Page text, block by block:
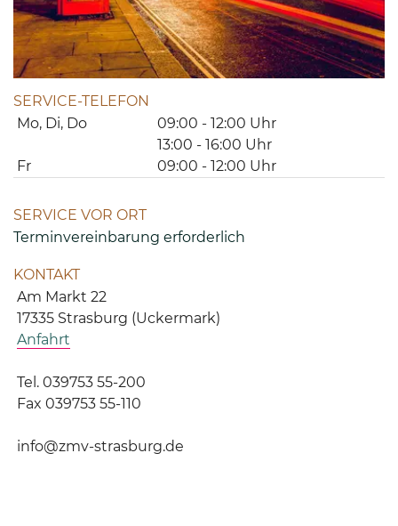
SERVICE-TELEFON
Mo, Di, Do
09:00 - 12:00 Uhr
13:00 - 16:00 Uhr
Fr
09:00 - 12:00 Uhr
SERVICE VOR ORT
Terminvereinbarung erforderlich
KONTAKT
Am Markt 22
17335 Strasburg (Uckermark)
Anfahrt
Tel. 039753 55-200
Fax 039753 55-110
info@zmv-strasburg.de